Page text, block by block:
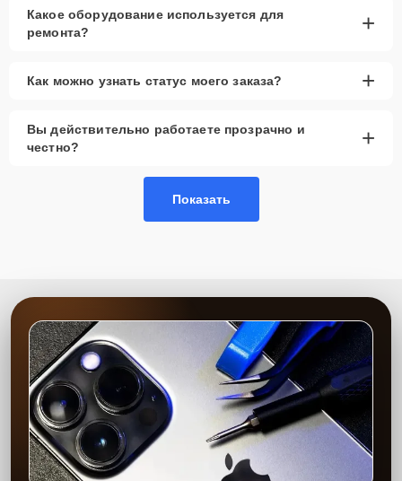
Какое оборудование используется для
ремонта?
+
Как можно узнать статус моего заказа? +
Вы действительно работаете прозрачно и
честно?
+
Показать